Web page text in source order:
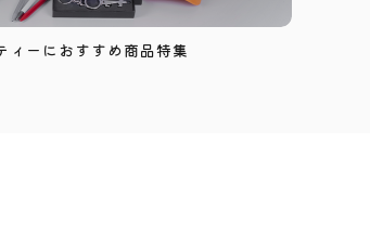
ィーにおすすめ商品特集